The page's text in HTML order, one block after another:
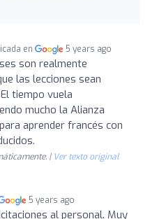
en 5 years ago
son realmente
las lecciones sean
tiempo vuela
mucho la Alianza
aprender francés con
| Ver texto original
5 years ago
al personal. Muy